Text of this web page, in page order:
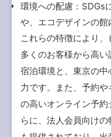
環境への配慮：SDGs
や、エコデザインの館
これらの特徴により、
多くのお客様から高
宿泊環境と、東京の
力です。また、予約
の高いオンライン予
らに、法人会員向け